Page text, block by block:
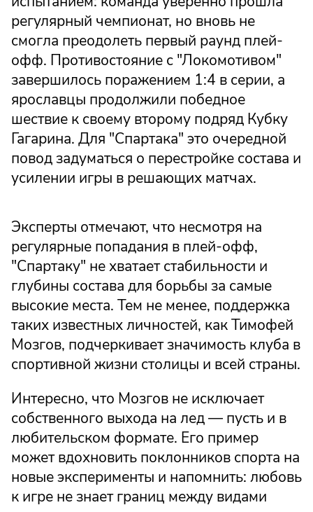
регулярный чемпионат, но вновь не
смогла преодолеть первый раунд плей-
офф. Противостояние с "Локомотивом"
завершилось поражением 1:4 в серии, а
ярославцы продолжили победное
шествие к своему второму подряд Кубку
Гагарина. Для "Спартака" это очередной
повод задуматься о перестройке состава и
усилении игры в решающих матчах.
Эксперты отмечают, что несмотря на
регулярные попадания в плей-офф,
"Спартаку" не хватает стабильности и
глубины состава для борьбы за самые
высокие места. Тем не менее, поддержка
таких известных личностей, как Тимофей
Мозгов, подчеркивает значимость клуба в
спортивной жизни столицы и всей страны.
Интересно, что Мозгов не исключает
собственного выхода на лед — пусть и в
любительском формате. Его пример
может вдохновить поклонников спорта на
новые эксперименты и напомнить: любовь
к игре не знает границ между видами